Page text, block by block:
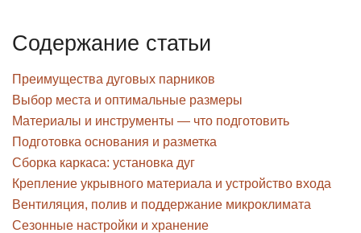
Содержание статьи
Преимущества дуговых парников
Выбор места и оптимальные размеры
Материалы и инструменты — что подготовить
Подготовка основания и разметка
Сборка каркаса: установка дуг
Крепление укрывного материала и устройство входа
Вентиляция, полив и поддержание микроклимата
Сезонные настройки и хранение